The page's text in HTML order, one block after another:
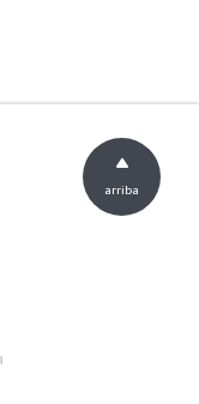
arriba